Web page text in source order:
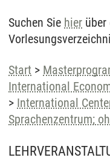
Suchen Sie hier
Start >
International
> International
Sprachenzentrum;